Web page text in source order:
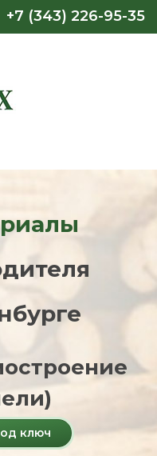
+7 (343) 226-95-35
ключ